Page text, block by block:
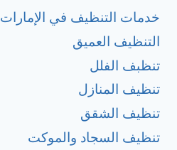
خدمات التنظيف في الإمارات
التنظيف العميق
تنظبف الفلل
تنظيف المنازل
تنظيف الشقق
تنظيف السجاد والموكت